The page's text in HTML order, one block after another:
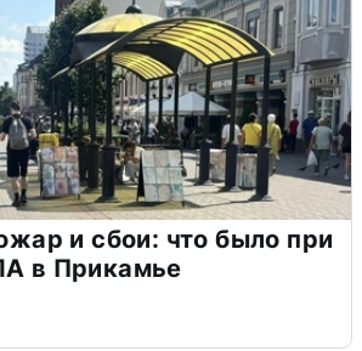
и сбои: что было при
в Прикамье